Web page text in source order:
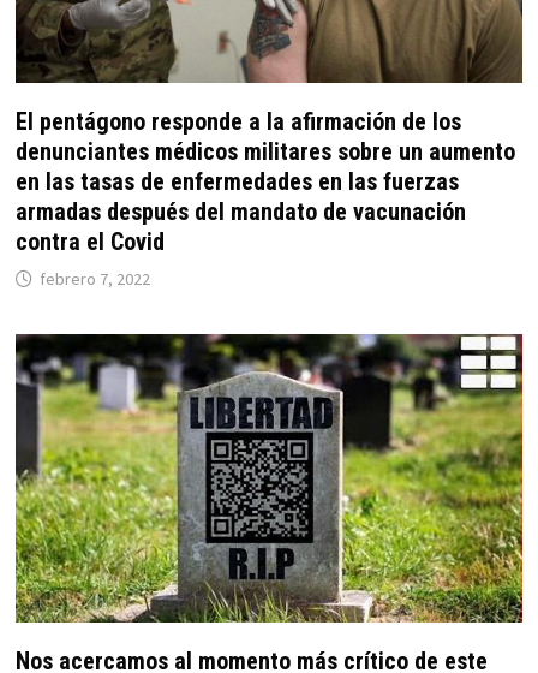
El pentágono responde a la afirmación de los
denunciantes médicos militares sobre un aumento
en las tasas de enfermedades en las fuerzas
armadas después del mandato de vacunación
contra el Covid
febrero 7, 2022
Nos acercamos al momento más crítico de este